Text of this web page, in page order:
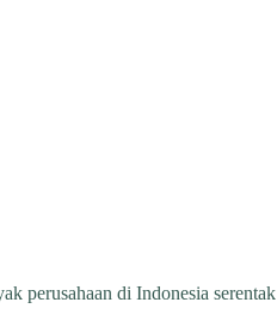
perusahaan di Indonesia serentak